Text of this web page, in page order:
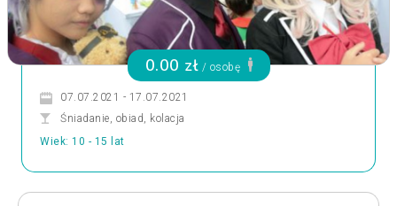
0.00 zł / osobę
07.07.2021 - 17.07.2021
Śniadanie, obiad, kolacja
Wiek: 10 - 15 lat